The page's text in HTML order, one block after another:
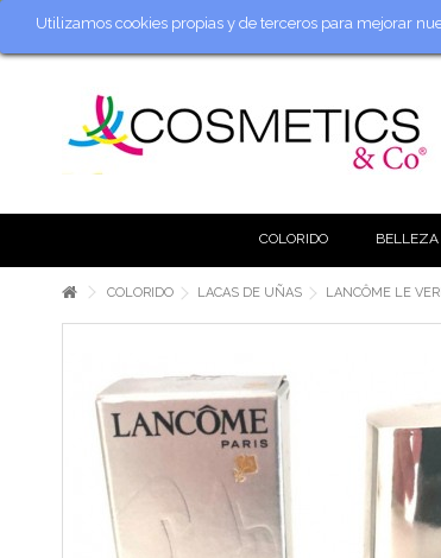
Utilizamos cookies propias y de terceros para mejorar
COLORIDO BELLEZA
COLORIDO LACAS DE UÑAS LANCÔME LE